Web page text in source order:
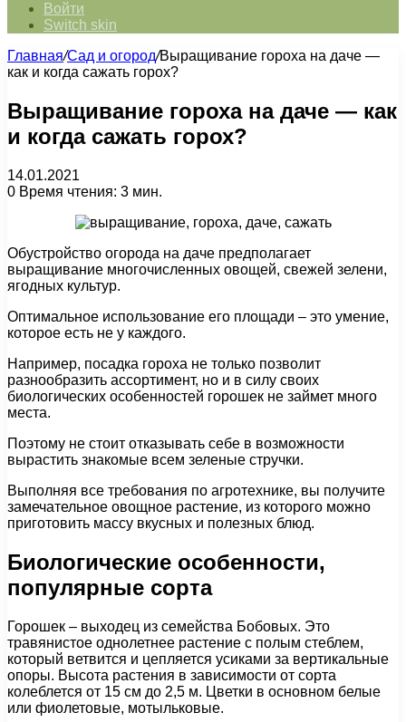
Войти
Switch skin
Главная/Сад и огород/Выращивание гороха на даче —
как и когда сажать горох?
Выращивание гороха на даче — как
и когда сажать горох?
14.01.2021
0 Время чтения: 3 мин.
Обустройство огорода на даче предполагает
выращивание многочисленных овощей, свежей зелени,
ягодных культур.
Оптимальное использование его площади – это умение,
которое есть не у каждого.
Например, посадка гороха не только позволит
разнообразить ассортимент, но и в силу своих
биологических особенностей горошек не займет много
места.
Поэтому не стоит отказывать себе в возможности
вырастить знакомые всем зеленые стручки.
Выполняя все требования по агротехнике, вы получите
замечательное овощное растение, из которого можно
приготовить массу вкусных и полезных блюд.
Биологические особенности,
популярные сорта
Горошек – выходец из семейства Бобовых. Это
травянистое однолетнее растение с полым стеблем,
который ветвится и цепляется усиками за вертикальные
опоры. Высота растения в зависимости от сорта
колеблется от 15 см до 2,5 м. Цветки в основном белые
или фиолетовые, мотыльковые.